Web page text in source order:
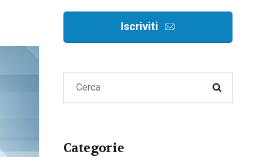
Recupero crediti
Iscriviti
Categorie